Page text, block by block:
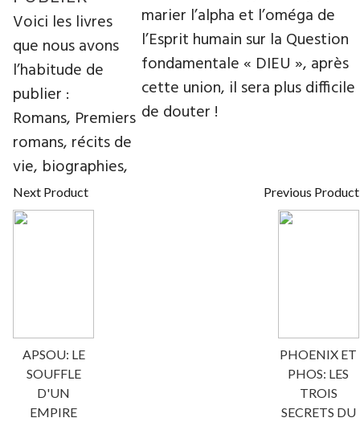
marier l’alpha et l’oméga de
l’Esprit humain sur la Question
fondamentale « DIEU », après
cette union, il sera plus difficile
de douter !
Next Product
APSOU: LE
SOUFFLE
D'UN
EMPIRE
Previous Product
PHOENIX ET
PHOS: LES
TROIS
SECRETS DU
Voici les livres
que nous avons
l’habitude de
publier :
Romans, Premiers
romans, récits de
vie, biographies,